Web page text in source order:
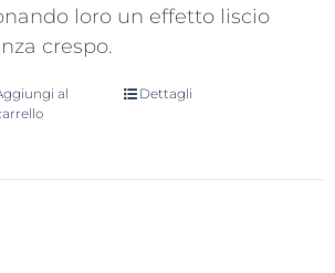
loro un effetto liscio
crespo.
al
Dettagli